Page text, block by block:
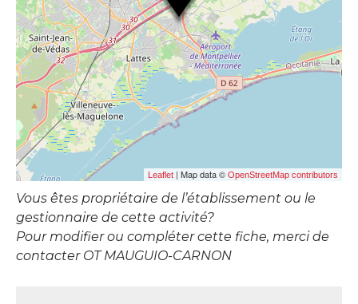
Leaflet | Map data © OpenStreetMap contributors
Vous êtes propriétaire de l’établissement ou le
gestionnaire de cette activité?
Pour modifier ou compléter cette fiche, merci de
contacter OT MAUGUIO-CARNON